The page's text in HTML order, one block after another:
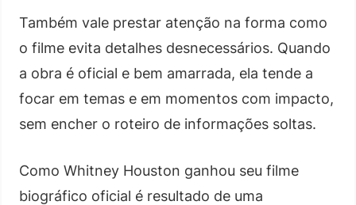
Também vale prestar atenção na forma como
o filme evita detalhes desnecessários. Quando
a obra é oficial e bem amarrada, ela tende a
focar em temas e em momentos com impacto,
sem encher o roteiro de informações soltas.
Como Whitney Houston ganhou seu filme
biográfico oficial é resultado de uma